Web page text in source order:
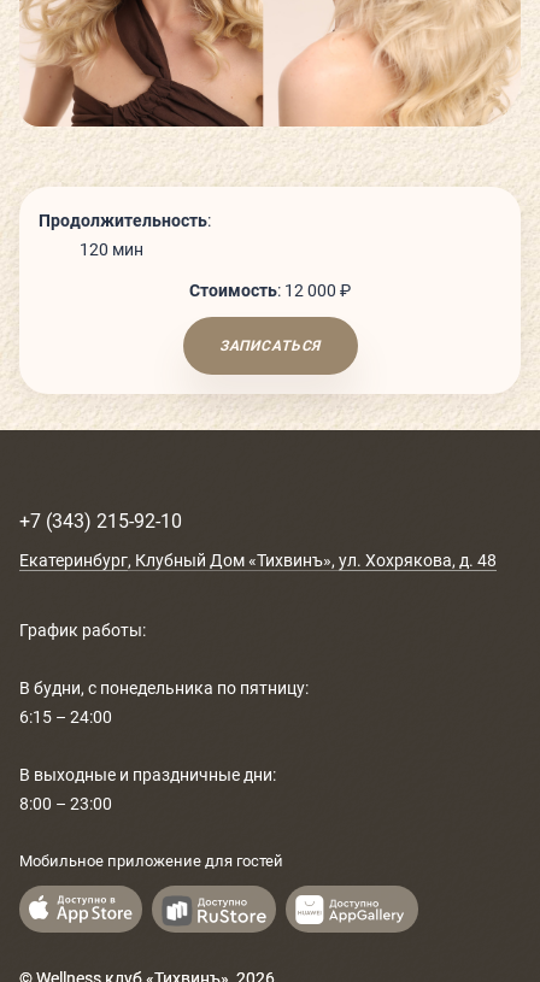
ТЕХНОЛОГИИ И ОБОРУДОВАНИЕ
КАФЕ
ДЕТСКИЙ КЛУБ
О КЛУБЕ
КЛУБНЫЕ КАРТЫ
ГОСТЕВОЙ ВИЗИТ
Продолжительность:
120 мин
Стоимость: 12 000 ₽
ЗАПИСАТЬСЯ
+7 (343) 215-92-10
Екатеринбург, Клубный Дом «Тихвинъ», ул. Хохрякова, д. 48
График работы:
В будни, с понедельника по пятницу:
6:15 – 24:00
В выходные и праздничные дни:
8:00 – 23:00
Мобильное приложение для гостей